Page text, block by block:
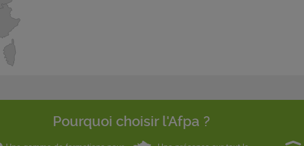
Pourquoi choisir l'Afpa ?